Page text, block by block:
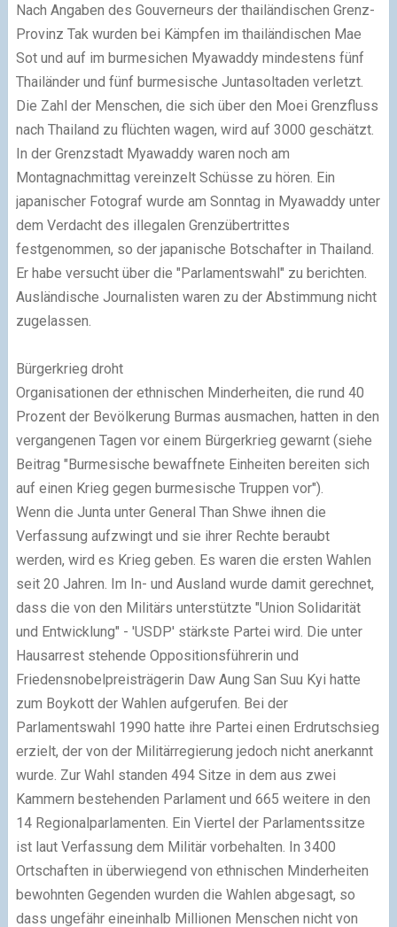
Nach Angaben des Gouverneurs der thailändischen Grenz-
Provinz Tak wurden bei Kämpfen im thailändischen Mae
Sot und auf im burmesichen Myawaddy mindestens fünf
Thailänder und fünf burmesische Juntasoltaden verletzt.
Die Zahl der Menschen, die sich über den Moei Grenzfluss
nach Thailand zu flüchten wagen, wird auf 3000 geschätzt.
In der Grenzstadt Myawaddy waren noch am
Montagnachmittag vereinzelt Schüsse zu hören. Ein
japanischer Fotograf wurde am Sonntag in Myawaddy unter
dem Verdacht des illegalen Grenzübertrittes
festgenommen, so der japanische Botschafter in Thailand.
Er habe versucht über die "Parlamentswahl" zu berichten.
Ausländische Journalisten waren zu der Abstimmung nicht
zugelassen.
Bürgerkrieg droht
Organisationen der ethnischen Minderheiten, die rund 40
Prozent der Bevölkerung Burmas ausmachen, hatten in den
vergangenen Tagen vor einem Bürgerkrieg gewarnt (siehe
Beitrag "Burmesische bewaffnete Einheiten bereiten sich
auf einen Krieg gegen burmesische Truppen vor").
Wenn die Junta unter General Than Shwe ihnen die
Verfassung aufzwingt und sie ihrer Rechte beraubt
werden, wird es Krieg geben. Es waren die ersten Wahlen
seit 20 Jahren. Im In- und Ausland wurde damit gerechnet,
dass die von den Militärs unterstützte "Union Solidarität
und Entwicklung" - 'USDP' stärkste Partei wird. Die unter
Hausarrest stehende Oppositionsführerin und
Friedensnobelpreisträgerin Daw Aung San Suu Kyi hatte
zum Boykott der Wahlen aufgerufen. Bei der
Parlamentswahl 1990 hatte ihre Partei einen Erdrutschsieg
erzielt, der von der Militärregierung jedoch nicht anerkannt
wurde. Zur Wahl standen 494 Sitze in dem aus zwei
Kammern bestehenden Parlament und 665 weitere in den
14 Regionalparlamenten. Ein Viertel der Parlamentssitze
ist laut Verfassung dem Militär vorbehalten. In 3400
Ortschaften in überwiegend von ethnischen Minderheiten
bewohnten Gegenden wurden die Wahlen abgesagt, so
dass ungefähr eineinhalb Millionen Menschen nicht von